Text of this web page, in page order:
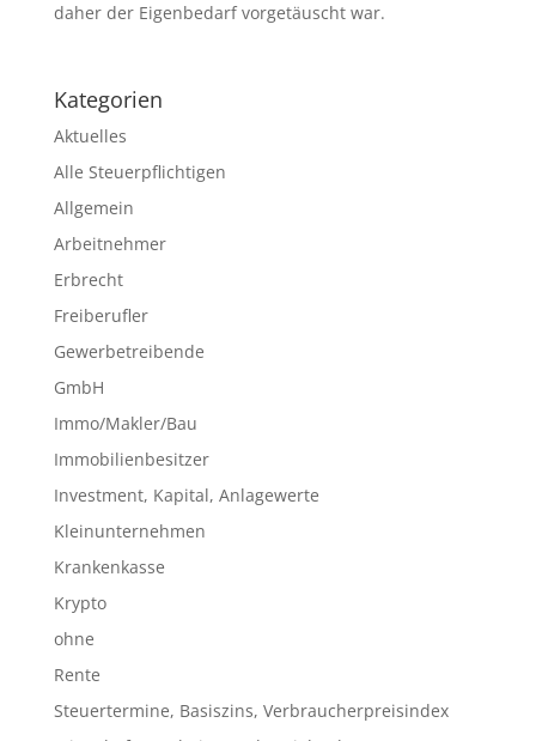
daher der Eigenbedarf vorgetäuscht war.
Kategorien
Aktuelles
Alle Steuerpflichtigen
Allgemein
Arbeitnehmer
Erbrecht
Freiberufler
Gewerbetreibende
GmbH
Immo/Makler/Bau
Immobilienbesitzer
Investment, Kapital, Anlagewerte
Kleinunternehmen
Krankenkasse
Krypto
ohne
Rente
Steuertermine, Basiszins, Verbraucherpreisindex